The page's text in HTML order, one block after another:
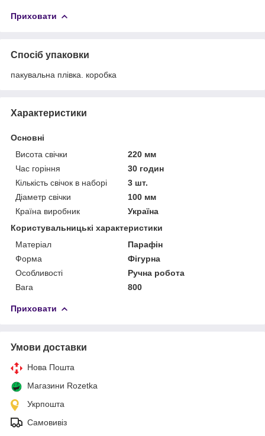
Приховати
Спосіб упаковки
пакувальна плівка. коробка
Характеристики
Основні
Висота свічки
220 мм
Час горіння
30 годин
Кількість свічок в наборі
3 шт.
Діаметр свічки
100 мм
Країна виробник
Україна
Користувальницькі характеристики
Матеріал
Парафін
Форма
Фігурна
Особливості
Ручна робота
Вага
800
Приховати
Умови доставки
Нова Пошта
Магазини Rozetka
Укрпошта
Самовивіз